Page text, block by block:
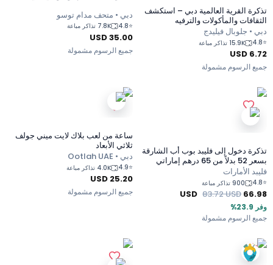
تذكرة القرية العالمية دبي – استكشف
الثقافات والمأكولات والترفيه
دبي • جلوبال فيليدج
⭐
4.8 15.9K تذاكر مباعة
6.72
USD
جميع الرسوم مشمولة
دبي • متحف مدام توسو
⭐
4.8 7.8K تذاكر مباعة
35.00
USD
جميع الرسوم مشمولة
تذكرة دخول إلى فليبد بوب أب الشارقة
بسعر 52 بدلاً من 65 درهم إماراتي
فليبد الأمارات
⭐
4.8 900 تذاكر مباعة
66.98
USD 83.72USD
جميع الرسوم مشمولة
وفر 23.9%
ساعة من لعب بلاك لايت ميني جولف
ثلاثي الأبعاد
دبي • Ootlah UAE
⭐
4.9 4.0K تذاكر مباعة
25.20
USD
جميع الرسوم مشمولة